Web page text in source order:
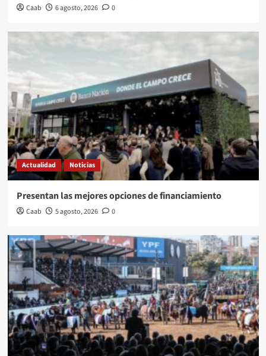
Caab 6 agosto, 2026 0
Actualidad Noticias
Presentan las mejores opciones de financiamiento
Caab 5 agosto, 2026 0